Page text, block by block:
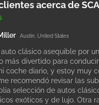
acerca de
Austin, United States
clásico asequible por
más divertido para
coche diario, y estoy muy
recomendó revisar las
selección de autos
exóticos y de lujo. Otra